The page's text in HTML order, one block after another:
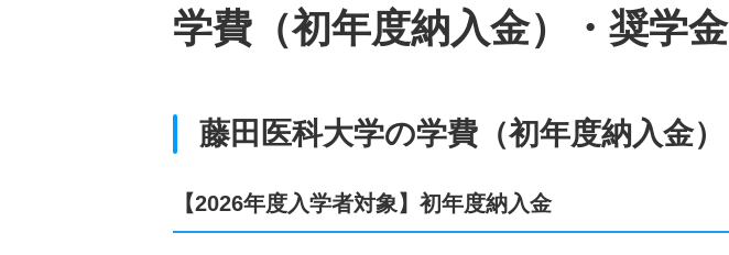
学費（初年度納入金）・奨学金
藤田医科大学の学費（初年度納入金）
【2026年度入学者対象】初年度納入金